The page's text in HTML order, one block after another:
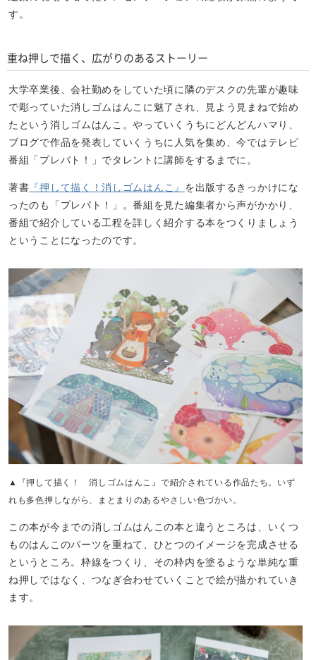
す。
重ね押しで描く、広がりのあるストーリー
大学卒業後、会社勤めをしていた頃に隣のデスクの先輩が趣味
で彫っていた消しゴムはんこに魅了され、見よう見まねで始め
たという消しゴムはんこ。やっていくうちにどんどんハマり、
ブログで作品を発表していくうちに人気を集め、今ではテレビ
番組「プレバト！」でタレントに講師をするまでに。
著書 『押して描く！消しゴムはんこ』 を出版するきっかけにな
ったのも「プレバト！」。番組を見た編集者から声がかかり、
番組で紹介している工程を詳しく紹介する本をつくりましょう
ということになったのです。
▲『押して描く！ 消しゴムはんこ』で紹介されている作品たち。いず
れも多色押しながら、まとまりのあるやさしい色づかい。
この本が今までの消しゴムはんこの本と違うところは、いくつ
ものはんこのパーツを重ねて、ひとつのイメージを完成させる
というところ。枠線をつくり、その枠内を塗るような単純な重
ね押しではなく、つなぎ合わせていくことで絵が描かれていき
ます。